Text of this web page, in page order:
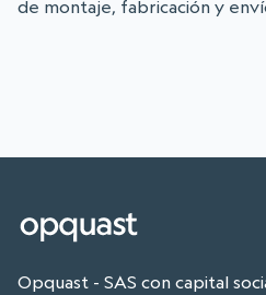
de montaje, fabricación y
Opquast - SAS con capital